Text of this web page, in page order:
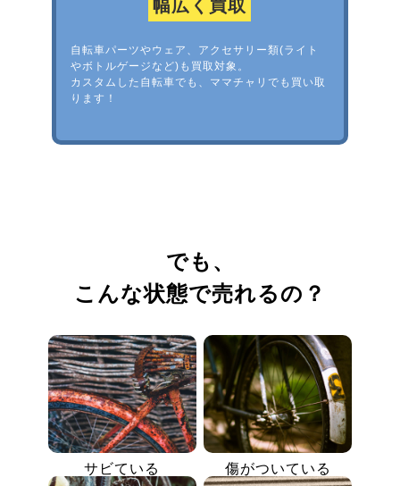
幅広く買取
自転車パーツやウェア、アクセサリー類(ライト
やボトルゲージなど)も買取対象。
カスタムした自転車でも、ママチャリでも買い取
ります！
でも、
こんな状態で売れるの？
サビている 傷がついている